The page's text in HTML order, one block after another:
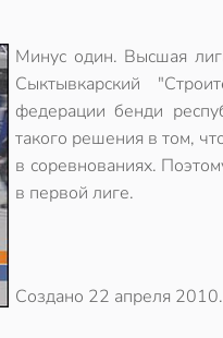
Минус один. Высшая
Сыктывкарский
федерации бенди
такого решения в том,
в соревнованиях.
в первой лиге.
Создано 22 апреля 2010.